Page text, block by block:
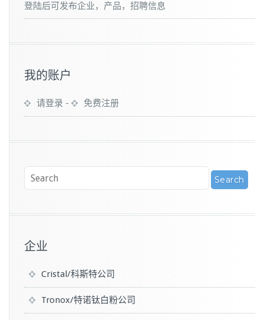
登陆后可发布企业，产品，招聘信息
我的账户
请登录 - 免费注册
企业
Cristal/科斯特公司
Tronox/特诺钛白粉公司